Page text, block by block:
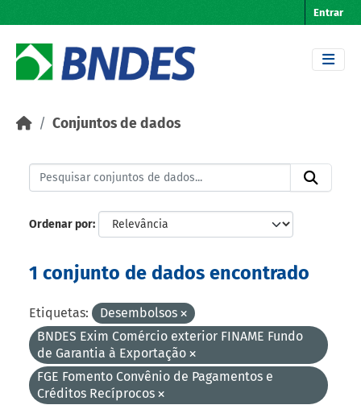
Entrar
Conjuntos de dados
Ordenar por
1 conjunto de dados encontrado
Etiquetas:
Desembolsos
BNDES Exim Comércio exterior FINAME Fundo
de Garantia à Exportação
FGE Fomento Convênio de Pagamentos e
Créditos Recíprocos